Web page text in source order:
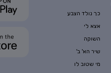
כך נולד הצבע
אצא לי
השוקה
שיר הא' ב'
מי שטוב לו